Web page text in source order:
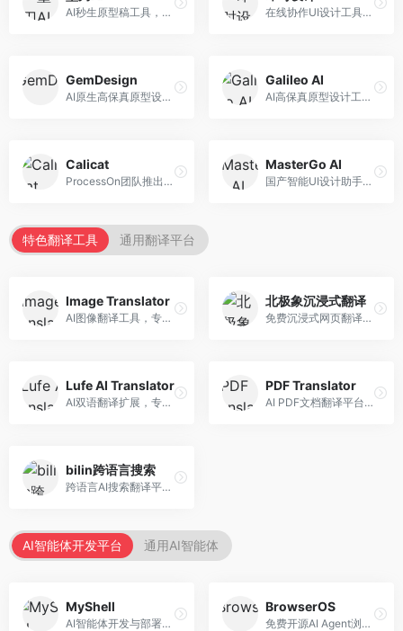
AI秒生原型稿工具，专注于快速原型设计。面向产品经理和设计师，提供原型生成、交互设计、团队协作等服务，原型制作效率高。 在线协作UI设计工具，整合AI设计功能。面向设计师和产品团队，提供界面设计、原型制作、设计资源库等服务，国产协作设计平台。
GemDesign
AI原生高保真原型设计工具，专注于智能设计生成。面向设计师，提供界面生成、设计优化、原型制作等服务，设计自动化程度高。
Galileo AI
AI高保真原型设计工具，专注于UI界面生成。面向设计师和产品团队，提供界面生成、交互设计、设计优化等服务，界面质量高。
Calicat
ProcessOn团队推出的产设研协作平台，整合设计与协作功能。面向产品团队，提供设计协作、文档管理、团队沟通等服务，产研协作便捷。
MasterGo AI
国产智能UI设计助手，专注于界面设计自动化。面向UI设计师，提供界面生成、组件设计、设计系统构建等服务，中文用户适配性好。
特色翻译工具 通用翻译平台
Image Translator
AI图像翻译工具，专注于图片文字翻译。面向设计师和电商从业者，提供图片文字识别、翻译、替换等服务，图像翻译效果好。
北极象沉浸式翻译
免费沉浸式网页翻译工具，专注于阅读体验。面向普通用户，提供网页双语翻译、文档翻译等服务，免费使用，翻译质量高。
Lufe AI Translator
AI双语翻译扩展，专注于浏览器翻译场景。面向外语内容阅读者，提供网页双语翻译、划词翻译等服务，浏览器集成便捷。
PDF Translator
AI PDF文档翻译平台，专注于文档本地化。面向商务人士，提供PDF翻译、格式保留、批量处理等服务，文档翻译专业。
bilin跨语言搜索
跨语言AI搜索翻译平台，专注于信息获取。面向研究者和内容创作者，提供跨语言搜索、内容翻译、信息整合等服务，跨语言检索能力强。
AI智能体开发平台 通用AI智能体
MyShell
AI智能体开发与部署平台，专注于语音交互智能体。面向开发者，提供语音智能体创建、部署服务、社区分享等功能，语音交互能力强。
BrowserOS
免费开源AI Agent浏览器，专注于浏览器自动化。面向开发者，提供浏览器控制、任务自动化、API接口等服务，开源免费。